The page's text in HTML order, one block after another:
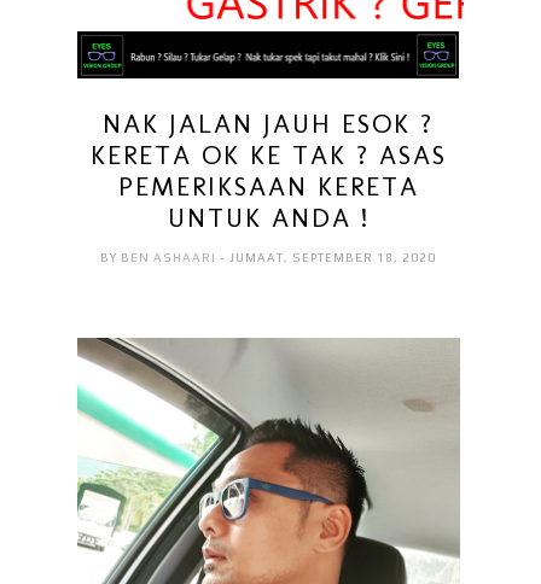
NAK JALAN JAUH ESOK ?
KERETA OK KE TAK ? ASAS
PEMERIKSAAN KERETA
UNTUK ANDA !
BY BEN ASHAARI- JUMAAT, SEPTEMBER 18, 2020